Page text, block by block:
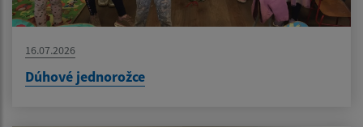
16.07.2026
Dúhové jednorožce